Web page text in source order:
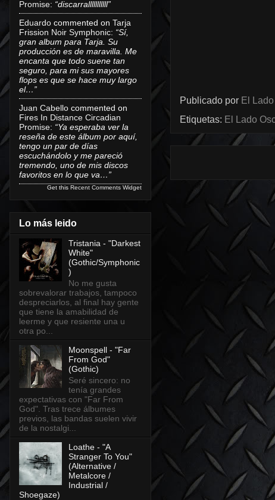
Publicado por El
Etiquetas: El Lado
Promise: “discarralllllllllll”
Eduardo commented on Tarja
Frission Noir Symphonic: “Sí,
gran album para Tarja. Su
producción es de maravilla. Me
encanta que todo suene tan
seguro, para mi sus mayores
flops es que se hace muy largo
el…”
Juan Cabello commented on
Fires In Distance Circadian
Promise: “Ya esperaba ver la
reseña de este álbum por aquí,
tengo un par de días
escuchándolo y me pareció
tremendo, uno de mis discos
favoritos en lo que va…”
Get this Recent Comments Widget
Lo más leido
Tristania - "Darkest
White"
(Gothic/Symphonic
)
No me gusta
sobrevalorar trabajos, tampoco
despreciarlos, al final hay gente
que tiene la amabilidad de
leerme y que resiente una u
otra po...
Moonspell - "Far
From God"
(Gothic)
Seré sincero: no
tenía grandes
expectativas con "Far From
God". Tras trece álbumes
previos, las bandas suelen vivir
de la nostalgi...
Loathe - "A
Stranger To You"
(Alternative /
Metalcore /
Industrial /
Shoegaze)